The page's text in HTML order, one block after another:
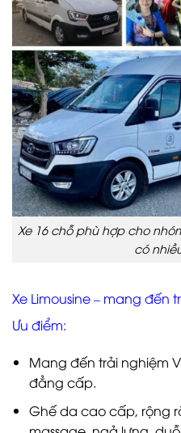
Xe 16 chỗ phù hợp cho
có
Xe Limousine – mang đến
Ưu điểm:
Mang đến trải nghiệm
đẳng cấp.
Ghế da cao cấp, rộng